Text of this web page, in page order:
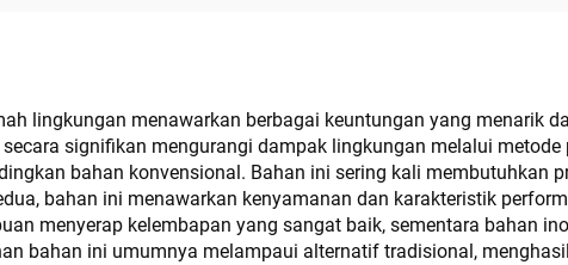
lingkungan menawarkan berbagai keuntungan yang menarik
signifikan mengurangi dampak lingkungan melalui
bahan konvensional. Bahan ini sering kali membutuhkan
bahan ini menawarkan kenyamanan dan karakteristik
menyerap kelembapan yang sangat baik, sementara bahan
bahan ini umumnya melampaui alternatif tradisional,